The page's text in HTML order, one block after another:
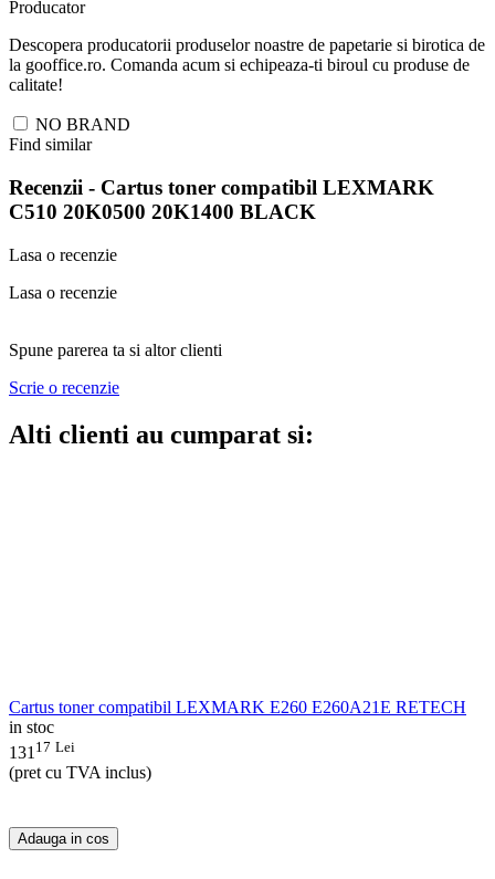
Producator
Descopera producatorii produselor noastre de papetarie si birotica de
la gooffice.ro. Comanda acum si echipeaza-ti biroul cu produse de
calitate!
NO BRAND
Find similar
Recenzii - Cartus toner compatibil LEXMARK
C510 20K0500 20K1400 BLACK
Lasa o recenzie
Lasa o recenzie
Spune parerea ta si altor clienti
Scrie o recenzie
Alti clienti au cumparat si:
Cartus toner compatibil LEXMARK E260 E260A21E RETECH
in stoc
131 17 Lei
(pret cu TVA inclus)
Adauga in cos